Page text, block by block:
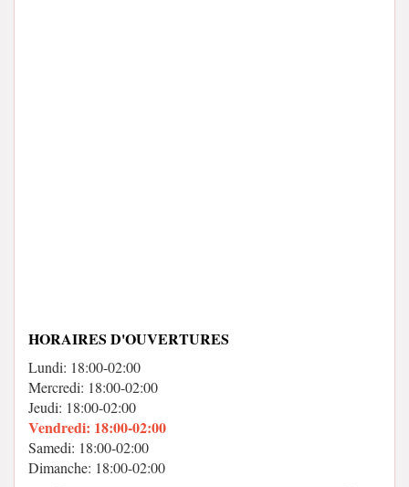
HORAIRES D'OUVERTURES
Lundi: 18:00-02:00
Mercredi: 18:00-02:00
Jeudi: 18:00-02:00
Vendredi: 18:00-02:00
Samedi: 18:00-02:00
Dimanche: 18:00-02:00